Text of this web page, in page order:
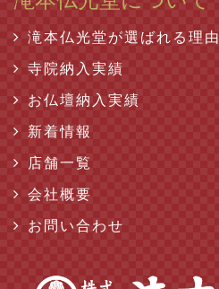
滝本仏光堂が選ばれる理由
寺院納入実績
お仏壇納入実績
新着情報
店舗一覧
会社概要
お問い合わせ